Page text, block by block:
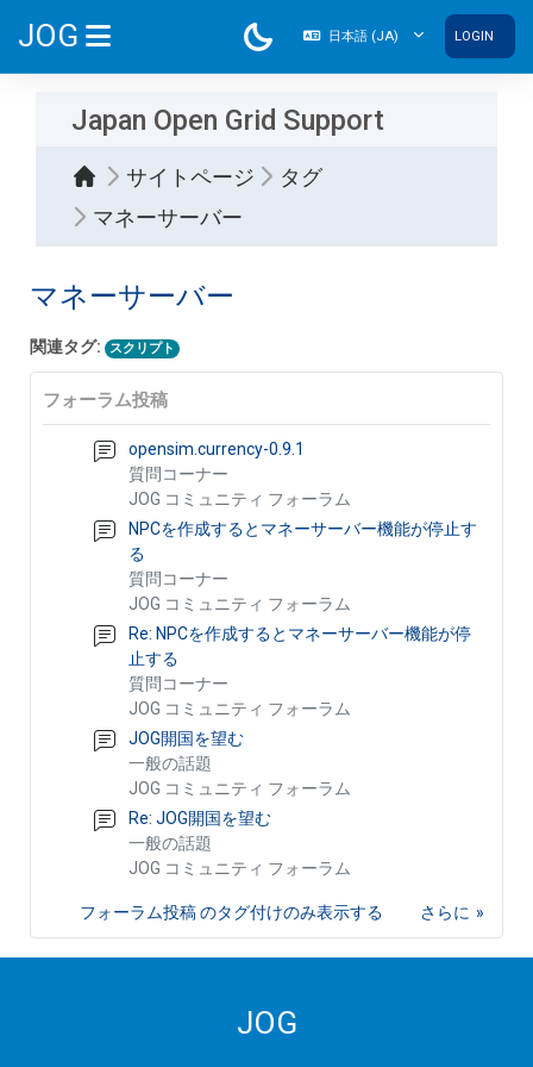
JOG 日本語 ‎(JA)‎ LOGIN
Japan Open Grid Support
サイトページ
タグ
マネーサーバー
マネーサーバー
関連タグ: スクリプト
フォーラム投稿
opensim.currency-0.9.1
質問コーナー
JOG コミュニティ フォーラム
NPCを作成するとマネーサーバー機能が停止す
る
質問コーナー
JOG コミュニティ フォーラム
Re: NPCを作成するとマネーサーバー機能が停
止する
質問コーナー
JOG コミュニティ フォーラム
JOG開国を望む
一般の話題
JOG コミュニティ フォーラム
Re: JOG開国を望む
一般の話題
JOG コミュニティ フォーラム
さらに
フォーラム投稿 のタグ付けのみ表示する
JOG